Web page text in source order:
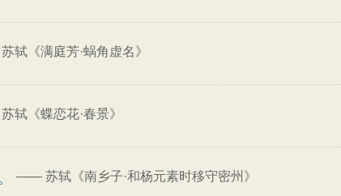
苏轼《满庭芳·蜗角虚名》
苏轼《蝶恋花·春景》
—— 苏轼《南乡子·和杨元素时移守密州》